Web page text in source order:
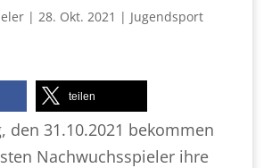
| 28. Okt. 2021 | Jugendsport
teilen
den 31.10.2021 bekommen
Nachwuchsspieler ihre